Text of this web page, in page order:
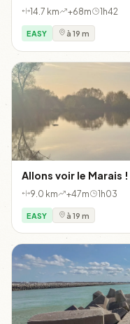
14.7 km +68m 1h42
EASY à 19 m
Allons voir le Marais !
9.0 km +47m 1h03
EASY à 19 m